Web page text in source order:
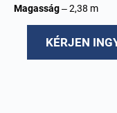
Magasság– 2,38 m
KÉRJEN